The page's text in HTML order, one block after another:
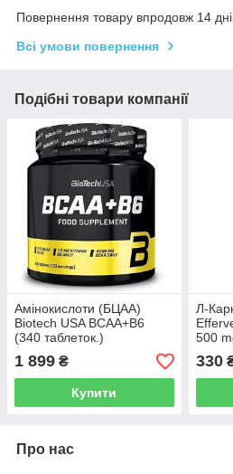
Повернення товару впродовж 14
Всі умови повернення
Подібні товари компанії
Амінокислоти (БЦАА)
Biotech USA BCAA+B6
(340 таблеток.)
1 899 ₴
Купити
Л-
500
330
Про нас